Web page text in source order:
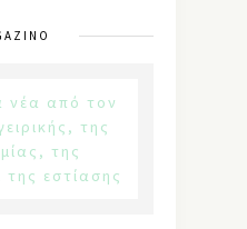
νέα από τον
της
της
εστίασης